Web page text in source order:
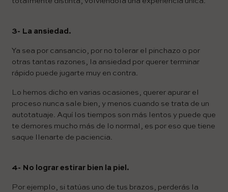
3- La ansiedad.
Ya sea por cansancio, por no tolerar el pinchazo o por
otras tantas razones, la ansiedad por querer terminar
rápido puede jugarte muy en contra.
Lo hemos dicho en varias ocasiones, querer apurar el
proceso nunca sale bien, y menos cuando se trata de un
autotatuaje. Aquí los tiempos son más lentos y puede que
te demores mucho más de lo normal, es por eso que tiene
saque llenarte de paciencia.
4- No lograr estirar bien la piel.
Por ejemplo, si tatúas uno de tus brazos, perderás la